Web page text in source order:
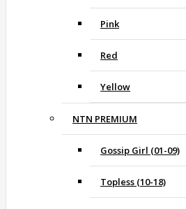
Pink
Red
Yellow
NTN PREMIUM
Gossip Girl (01-09)
Topless (10-18)